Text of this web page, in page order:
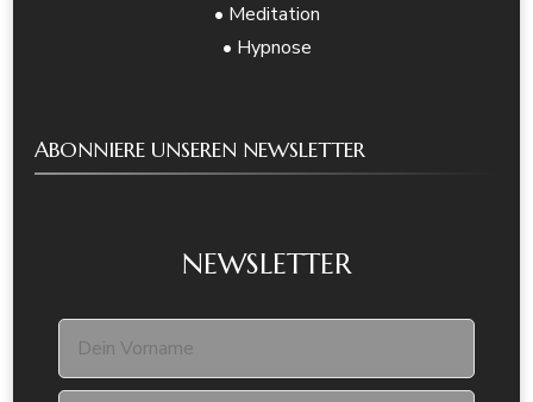
• Meditation
• Hypnose
ABONNIERE UNSEREN NEWSLETTER
NEWSLETTER